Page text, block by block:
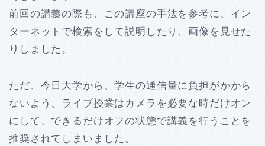
前回の講義の際も、この講座の手法を参考に、イン
ターネットで検索をして説明したり、画像を見せた
りしました。
ただ、今日大学から、学生の通信量に負担がかから
ないよう、ライブ授業はカメラを必要な時だけオン
にして、できるだけオフの状態で講義を行うことを
推奨されてしまいました。